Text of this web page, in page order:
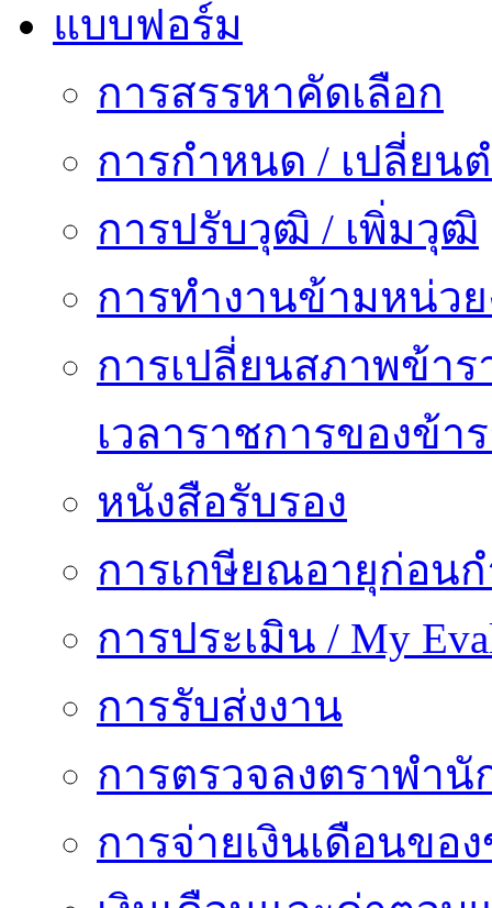
แบบฟอร์ม
การสรรหาคัดเลือก
การกำหนด / เปลี่ยน
การปรับวุฒิ / เพิ่มวุฒิ
การทำงานข้ามหน่ว
การเปลี่ยนสภาพข้า
เวลาราชการของข้า
หนังสือรับรอง
การเกษียณอายุก่อน
การประเมิน / My
การรับส่งงาน
การตรวจลงตราพำ
การจ่ายเงินเดือนขอ